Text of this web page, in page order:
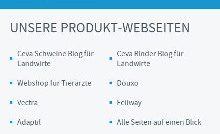
UNSERE PRODUKT-WEBSEITEN
Ceva Schweine Blog für
Landwirte
Ceva Rinder Blog für
Landwirte
Webshop für Tierärzte
Douxo
Vectra
Feliway
Adaptil
Alle Seiten auf einen Blick